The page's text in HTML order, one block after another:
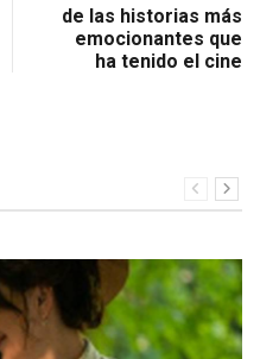
de las historias más
emocionantes que
ha tenido el cine